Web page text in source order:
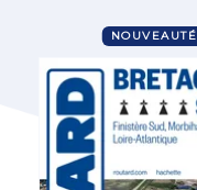
NOUVEAUTÉ